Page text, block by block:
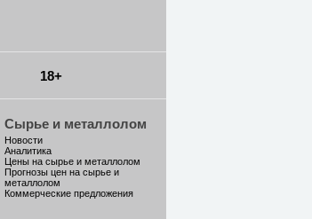
18+
Сырье и металлолом
Новости
Аналитика
Цены на сырье и металлолом
Прогнозы цен на сырье и
металлолом
Коммерческие предложения